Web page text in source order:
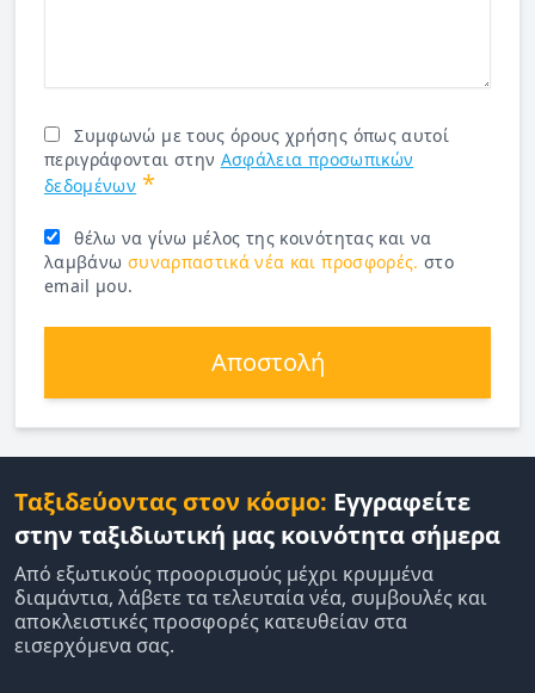
Συμφωνώ με τους όρους χρήσης όπως αυτοί
περιγράφονται στην Ασφάλεια προσωπικών
δεδομένων *
θέλω να γίνω μέλος της κοινότητας και να
λαμβάνω συναρπαστικά νέα και προσφορές. στο
email μου.
Αποστολή
Ταξιδεύοντας στον κόσμο: Εγγραφείτε
στην ταξιδιωτική μας κοινότητα σήμερα
Από εξωτικούς προορισμούς μέχρι κρυμμένα
διαμάντια, λάβετε τα τελευταία νέα, συμβουλές και
αποκλειστικές προσφορές κατευθείαν στα
εισερχόμενα σας.